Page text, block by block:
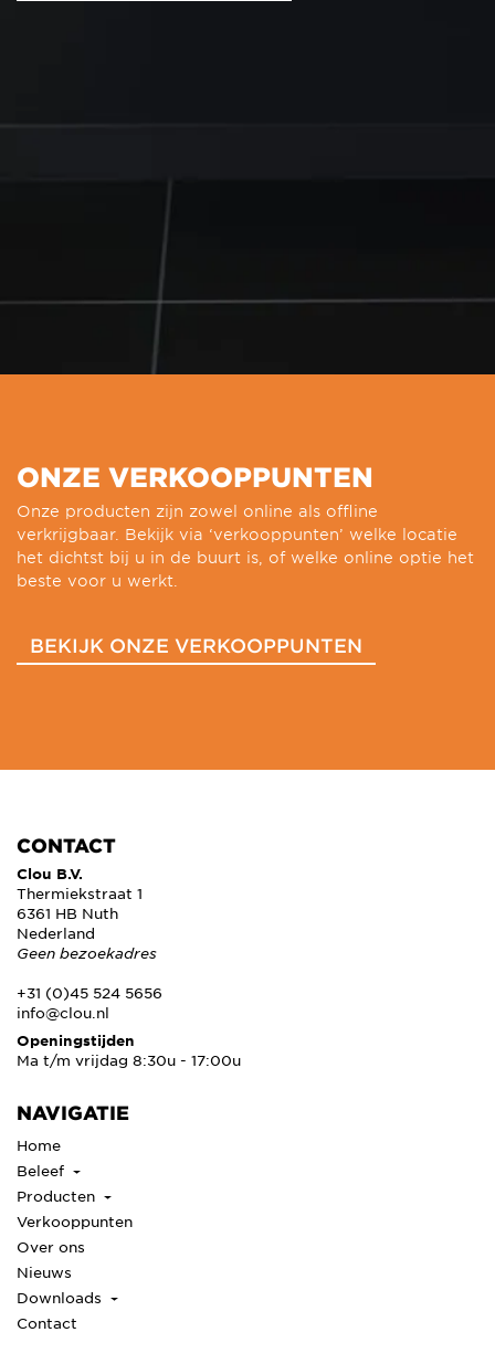
ONZE VERKOOPPUNTEN
Onze producten zijn zowel online als offline
verkrijgbaar. Bekijk via ‘verkooppunten’ welke locatie
het dichtst bij u in de buurt is, of welke online optie het
beste voor u werkt.
BEKIJK ONZE VERKOOPPUNTEN
CONTACT
Clou B.V.
Thermiekstraat 1
6361 HB Nuth
Nederland
Geen bezoekadres
+31 (0)45 524 5656
info@clou.nl
Openingstijden
Ma t/m vrijdag 8:30u - 17:00u
NAVIGATIE
Home
Beleef
Producten
Verkooppunten
Over ons
Nieuws
Downloads
Contact